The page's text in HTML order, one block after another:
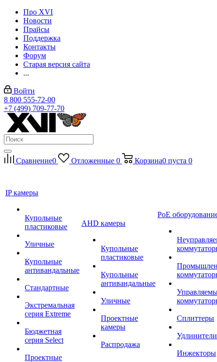
Про XVI
Новости
Прайсы
Поддержка
Контакты
Форум
Старая версия сайта
...
Войти
8 800 555-72-00
+7 (499) 709-77-70
Сравнение0 Отложенные 0 Корзина0 пуста 0
IP камеры
Купольные
пластиковые
Уличные
Купольные
антивандальные
Стандартные
Экстремальная
серия Extreme
Бюджетная
серия Select
Проектные
AHD камеры
Купольные
пластиковые
Купольные
антивандальные
Уличные
Проектные
камеры
Распродажа
PoE
Сплиттеры
Удлинители
Инжекторы